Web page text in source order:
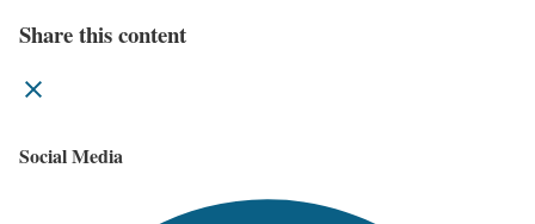
Share this content
Social Media